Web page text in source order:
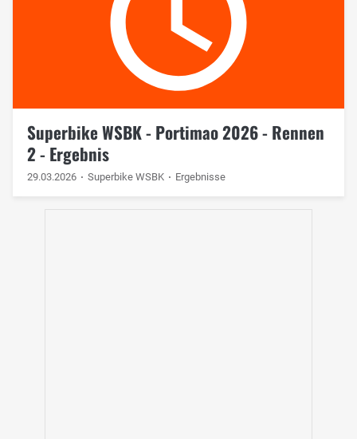
Superbike WSBK - Portimao 2026 - Rennen
2 - Ergebnis
29.03.2026 Superbike WSBK Ergebnisse